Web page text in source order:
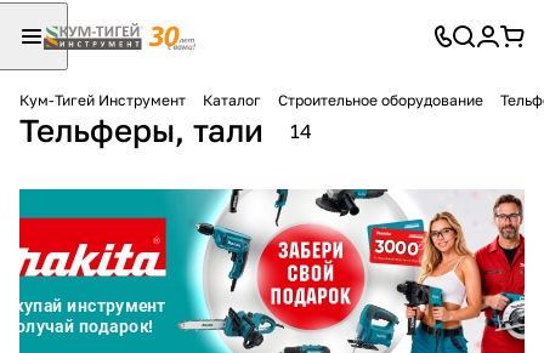
Кум-Тигей Инструмент Каталог Строительное оборудование
Тельферы, тали 14
Для клиентов всех банков
Разбейте
оплату на части
без переплат